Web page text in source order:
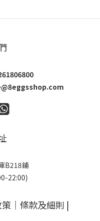
B218鋪
22:00)
｜ 條款及細則 |